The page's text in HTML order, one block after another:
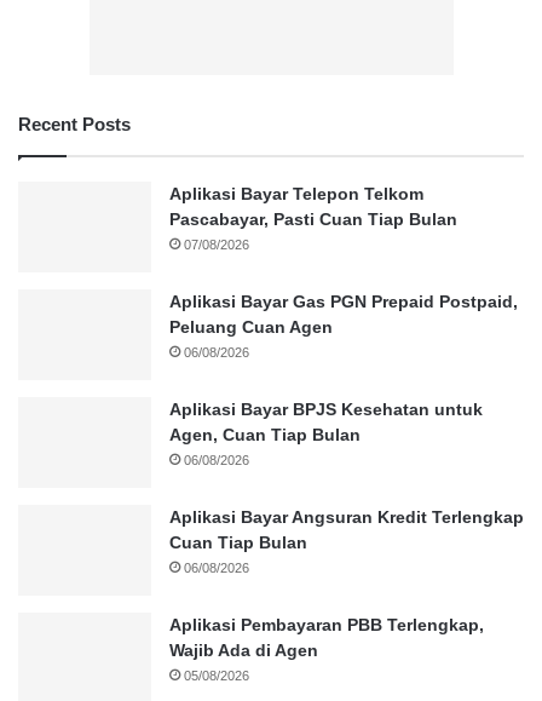
Recent Posts
Aplikasi Bayar Telepon Telkom
Pascabayar, Pasti Cuan Tiap Bulan
07/08/2026
Aplikasi Bayar Gas PGN Prepaid Postpaid,
Peluang Cuan Agen
06/08/2026
Aplikasi Bayar BPJS Kesehatan untuk
Agen, Cuan Tiap Bulan
06/08/2026
Aplikasi Bayar Angsuran Kredit Terlengkap
Cuan Tiap Bulan
06/08/2026
Aplikasi Pembayaran PBB Terlengkap,
Wajib Ada di Agen
05/08/2026